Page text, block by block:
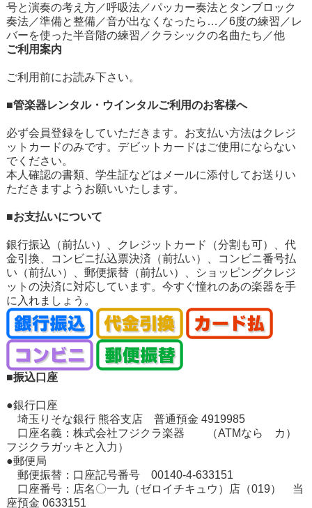
号と演奏の考え方／呼吸法／パッカー奏法とタンブロック
奏法／準備と整備／音が出なくなったら…／6度の練習／レ
バーを使った半音階の練習／クラシックの名曲たち／他
ご利用案内
ご利用前にお読み下さい。
■管楽器レンタル・ウインタルご利用のお客様へ
必ず会員登録をしていただきます。お支払い方法はクレジ
ットカードのみです。デビットカードはご使用にならない
でください。
本人確認の書類、学生証などはメールに添付してお送りい
ただきますようお願いいたします。
■お支払いについて
銀行振込（前払い）、クレジットカード（分割も可）、代
金引換、コンビニ払込票決済（前払い）、コンビニ番号払
い（前払い）、郵便振替（前払い）、ショッピングクレジ
ットの決済に対応しています。今すぐ憧れのあの楽器を手
に入れましょう。
■振込口座
●銀行口座
埼玉りそな銀行 熊谷支店 普通預金 4919985
口座名義：株式会社フジクラ楽器 （ATMなら カ）
フジクラガッキと入力）
●郵便局
郵便振替：口座記号番号 00140-4-633151
口座番号：店名〇一九（ゼロイチキュウ）店（019） 当
座預金 0633151